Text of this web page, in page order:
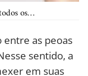
os…
entre as peoas
sentido, a
em suas